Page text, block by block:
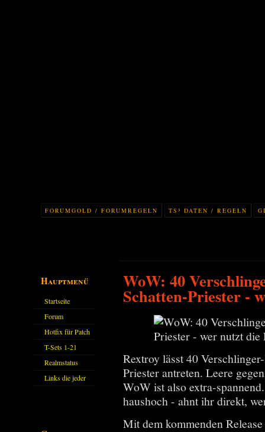
FORUMGOLD / FORUMREGELN TS³ DATEN / REGELN
Hauptmenü
Startseite
Forum
Hotfix für Patch
11.X
T-Sets 1-21
Realmstatus
Links die jeder
WoW: 40
Schatten-Priester -
Rextroy lässt 40
Priester antreten. Leere
WoW ist also extra-
haushoch - ahnt ihr direkt,
Mit dem kommenden